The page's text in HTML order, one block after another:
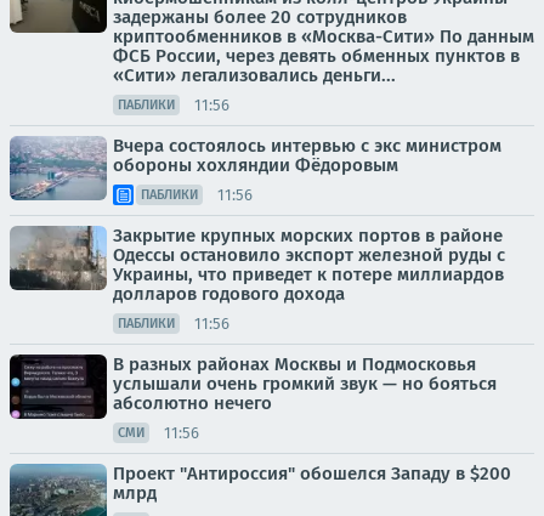
задержаны более 20 сотрудников
криптообменников в «Москва-Сити» По данным
ФСБ России, через девять обменных пунктов в
«Сити» легализовались деньги...
ПАБЛИКИ 11:56
Вчера состоялось интервью с экс министром
обороны хохляндии Фёдоровым
ПАБЛИКИ 11:56
Закрытие крупных морских портов в районе
Одессы остановило экспорт железной руды с
Украины, что приведет к потере миллиардов
долларов годового дохода
ПАБЛИКИ 11:56
В разных районах Москвы и Подмосковья
услышали очень громкий звук — но бояться
абсолютно нечего
СМИ 11:56
Проект "Антироссия" обошелся Западу в $200
млрд